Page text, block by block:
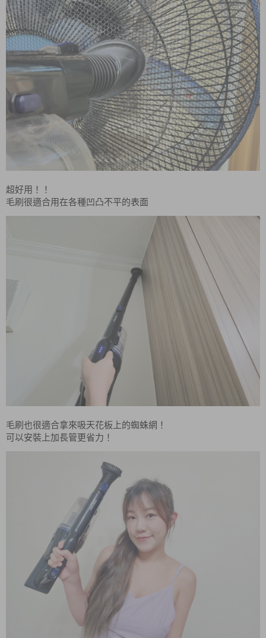
超好用！！
毛刷很適合用在各種凹凸不平的表面
毛刷也很適合拿來吸天花板上的蜘蛛網！
可以安裝上加長管更省力！